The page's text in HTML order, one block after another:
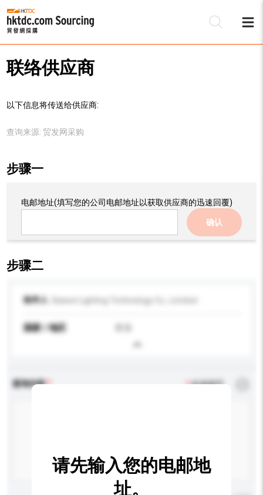
联络供应商
以下信息将传送给供应商:
查询来源: 贸发网采购
步骤一
电邮地址(填写您的公司电邮地址以获取供应商的迅速回覆)
确认
步骤二
收件人
国家 / 地区
查询内容 *必须填写
请先输入您的电邮地
址。